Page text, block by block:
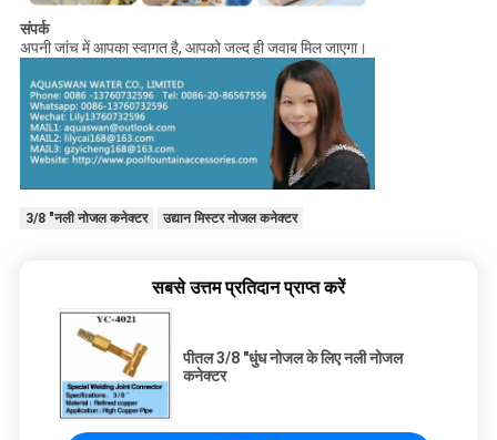
संपर्क
अपनी जांच में आपका स्वागत है, आपको जल्द ही जवाब मिल जाएगा।
3/8 "नली नोजल कनेक्टर उद्यान मिस्टर नोजल कनेक्टर
सबसे उत्तम प्रतिदान प्राप्त करें
पीतल 3/8 "धुंध नोजल के लिए नली नोजल
कनेक्टर